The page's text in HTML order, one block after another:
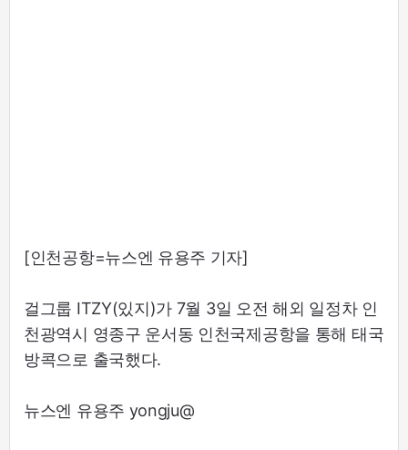
[인천공항=뉴스엔 유용주 기자]
걸그룹 ITZY(있지)가 7월 3일 오전 해외 일정차 인
천광역시 영종구 운서동 인천국제공항을 통해 태국
방콕으로 출국했다.
뉴스엔 유용주 yongju@